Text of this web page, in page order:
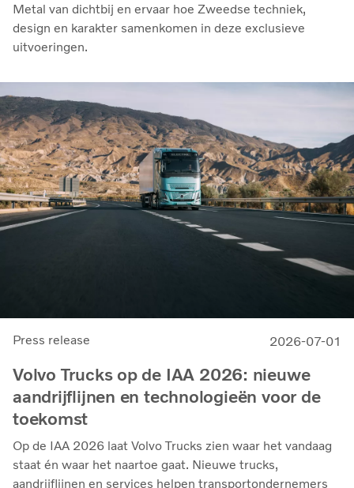
Metal van dichtbij en ervaar hoe Zweedse techniek,
design en karakter samenkomen in deze exclusieve
uitvoeringen.
Press release 2026-07-01
Volvo Trucks op de IAA 2026: nieuwe
aandrijflijnen en technologieën voor de
toekomst
Op de IAA 2026 laat Volvo Trucks zien waar het vandaag
staat én waar het naartoe gaat. Nieuwe trucks,
aandrijflijnen en services helpen transportondernemers